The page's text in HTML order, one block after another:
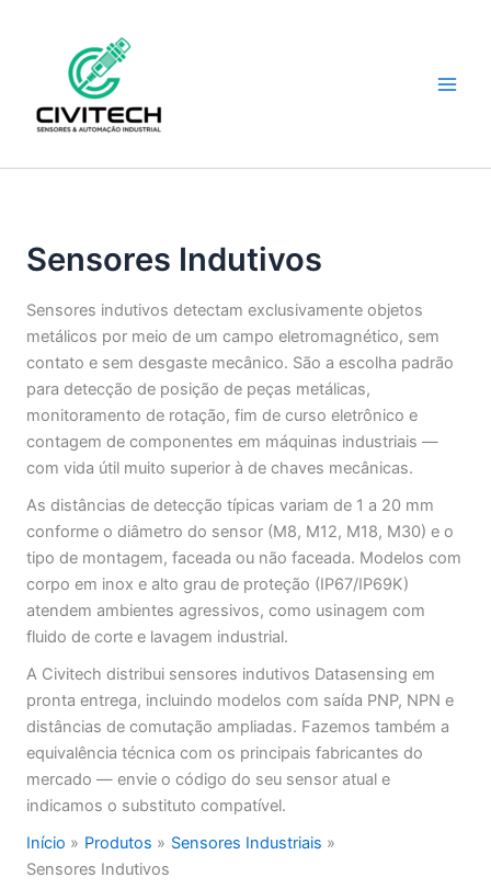
Sensores Indutivos
Sensores indutivos detectam exclusivamente objetos
metálicos por meio de um campo eletromagnético, sem
contato e sem desgaste mecânico. São a escolha padrão
para detecção de posição de peças metálicas,
monitoramento de rotação, fim de curso eletrônico e
contagem de componentes em máquinas industriais —
com vida útil muito superior à de chaves mecânicas.
As distâncias de detecção típicas variam de 1 a 20 mm
conforme o diâmetro do sensor (M8, M12, M18, M30) e o
tipo de montagem, faceada ou não faceada. Modelos com
corpo em inox e alto grau de proteção (IP67/IP69K)
atendem ambientes agressivos, como usinagem com
fluido de corte e lavagem industrial.
A Civitech distribui sensores indutivos Datasensing em
pronta entrega, incluindo modelos com saída PNP, NPN e
distâncias de comutação ampliadas. Fazemos também a
equivalência técnica com os principais fabricantes do
mercado — envie o código do seu sensor atual e
indicamos o substituto compatível.
Início
Produtos
Sensores Industriais
Sensores Indutivos